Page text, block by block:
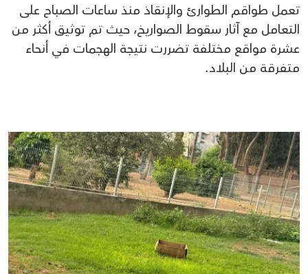
تعمل طواقم الطوارئ والإنقاذ منذ ساعات الصباح على
التعامل مع آثار سقوط الصواريخ، حيث تم توثيق أكثر من
عشرة مواقع مختلفة تضررت نتيجة الهجمات في أنحاء
متفرقة من البلاد.